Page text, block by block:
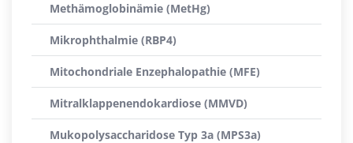
Methämoglobinämie (MetHg)
Mikrophthalmie (RBP4)
Mitochondriale Enzephalopathie (MFE)
Mitralklappenendokardiose (MMVD)
Mukopolysaccharidose Typ 3a (MPS3a)